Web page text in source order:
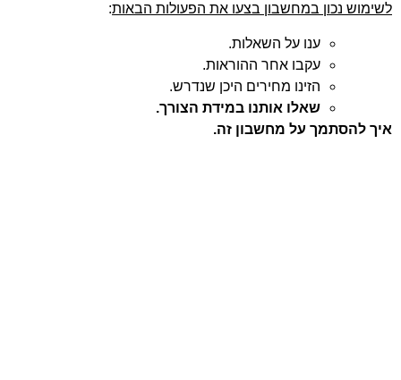
לשימוש נכון במחשבון בצעו את הפעולות הבאות:
ענו על השאלות.
עקבו אחר ההוראות.
הזינו מחירים היכן שנדרש.
שאלו אותנו במידת הצורך.
איך להסתמך על מחשבון זה.